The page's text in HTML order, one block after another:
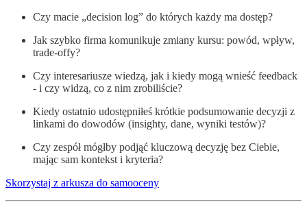
Czy macie „decision log” do których każdy ma dostęp?
Jak szybko firma komunikuje zmiany kursu: powód, wpływ,
trade-offy?
Czy interesariusze wiedzą, jak i kiedy mogą wnieść feedback
- i czy widzą, co z nim zrobiliście?
Kiedy ostatnio udostępniłeś krótkie podsumowanie decyzji z
linkami do dowodów (insighty, dane, wyniki testów)?
Czy zespół mógłby podjąć kluczową decyzję bez Ciebie,
mając sam kontekst i kryteria?
Skorzystaj z arkusza do samooceny